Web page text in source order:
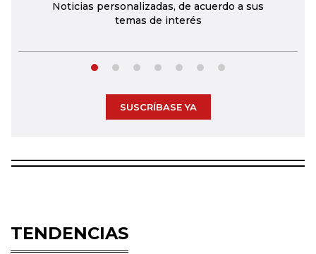
Noticias personalizadas, de acuerdo a sus
temas de interés
SUSCRÍBASE YA
TENDENCIAS